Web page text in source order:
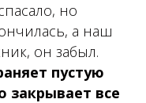
но
а наш
он забыл.
пустую
закрывает все